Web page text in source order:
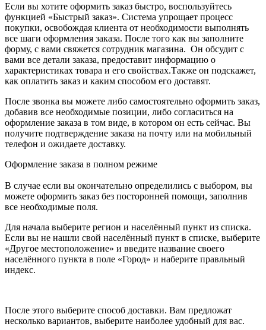
Если вы хотите оформить заказ быстро, воспользуйтесь
функцией «Быстрый заказ». Система упрощает процесс
покупки, освобождая клиента от необходимости выполнять
все шаги оформления заказа. После того как вы заполните
форму, с вами свяжется сотрудник магазина. Он обсудит с
вами все детали заказа, предоставит информацию о
характеристиках товара и его свойствах.Также он подскажет,
как оплатить заказ и каким способом его доставят.
После звонка вы можете либо самостоятельно оформить заказ,
добавив все необходимые позиции, либо согласиться на
оформление заказа в том виде, в котором он есть сейчас. Вы
получите подтверждение заказа на почту или на мобильный
телефон и ожидаете доставку.
Оформление заказа в полном режиме
В случае если вы окончательно определились с выбором, вы
можете оформить заказ без посторонней помощи, заполнив
все необходимые поля.
Для начала выберите регион и населённый пункт из списка.
Если вы не нашли свой населённый пункт в списке, выберите
«Другое местоположение» и введите название своего
населённого пункта в поле «Город» и наберите правльный
индекс.
После этого выберите способ доставки. Вам предложат
несколько вариантов, выберите наиболее удобный для вас.